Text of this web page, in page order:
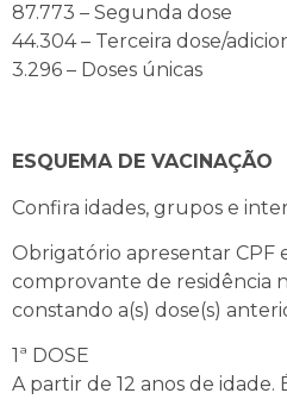
87.773 – Segunda dose
44.304 – Terceira dose/
3.296 – Doses únicas
ESQUEMA DE VACINAÇÃO
Confira idades, grupos e
Obrigatório apresentar CPF
comprovante de residência
constando a(s) dose(s)
1ª DOSE
A partir de 12 anos de